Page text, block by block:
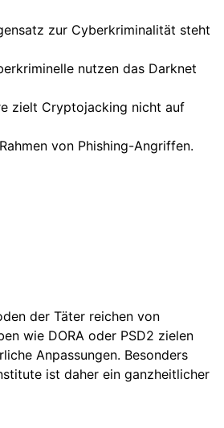
zur Cyberkriminalität steht
nutzen das Darknet
zielt Cryptojacking nicht auf
von Phishing-Angriffen.
der Täter reichen von
wie DORA oder PSD2 zielen
Anpassungen. Besonders
ist daher ein ganzheitlicher